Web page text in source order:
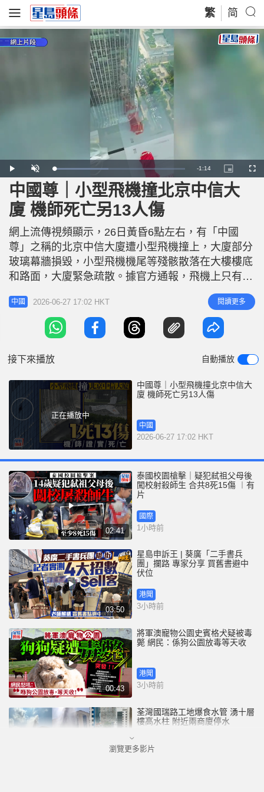
繁 简
P
l
a
y
U
n
m
u
t
e
L
o
a
d
:
2
0
3
%
R
e
n
i
e
-1:14
P
i
c
t
u
-
P
i
c
t
u
r
e
F
u
中國尊｜小型飛機撞北京中信大
廈 機師死亡另13人傷
網上流傳視頻顯示，26日黃昏6點左右，有「中國
尊」之稱的北京中信大廈遭小型飛機撞上，大廈部分
玻璃幕牆損毀，小型飛機機尾等殘骸散落在大樓樓底
和路面，大廈緊急疏散。據官方通報，飛機上只有1
名駕駛員，已死亡；另現場有13人受傷，目前全力救
治中。 美聯社報道，Flightradar24在社交媒體發文指
出，一架由湖南「山河科技」（Sunward）生產的
SA60L阿若拉（AURORA）小型飛機自北京以東約
中國 2026-06-27 17:02 HKT 閱讀更多
接下來播放 自動播放
正在播放中
中國尊｜小型飛機撞北京中信大
廈 機師死亡另13人傷
中國
2026-06-27 17:02 HKT
02:41
泰國校園槍擊｜疑犯弒祖父母後
闖校射殺師生 合共8死15傷 ︱有
片
國際
1小時前
03:50
星島申訴王 | 葵廣「二手書兵
團」攔路 專家分享 買舊書避中
伏位
港聞
3小時前
00:43
將軍澳寵物公園史賓格犬疑被毒
斃 網民：係狗公園放毒等天收
港聞
3小時前
荃灣國瑞路工地爆食水管 湧十層
樓高水柱 附近兩商廈停水
港聞
瀏覽更多影片